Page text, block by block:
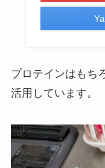
プロテインはもち
活用しています。